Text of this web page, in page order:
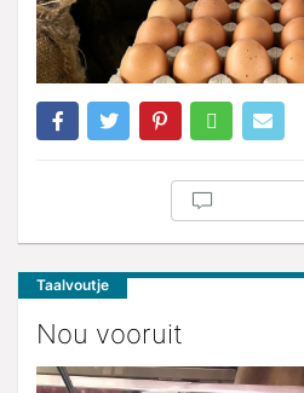
Taalvoutje
Nou vooruit